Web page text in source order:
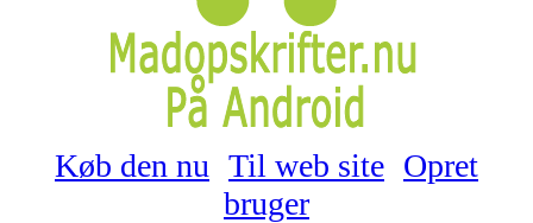
Køb den nu Til web site Opret
bruger